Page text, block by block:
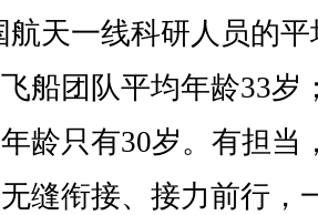
航天一线科研人员的
船团队平均年龄33岁
龄只有30岁。有担当
缝衔接、接力前行，